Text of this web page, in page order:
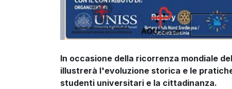
In occasione della ricorrenza mondiale
illustrerà l'evoluzione storica e le
studenti universitari e la cittadinanza.